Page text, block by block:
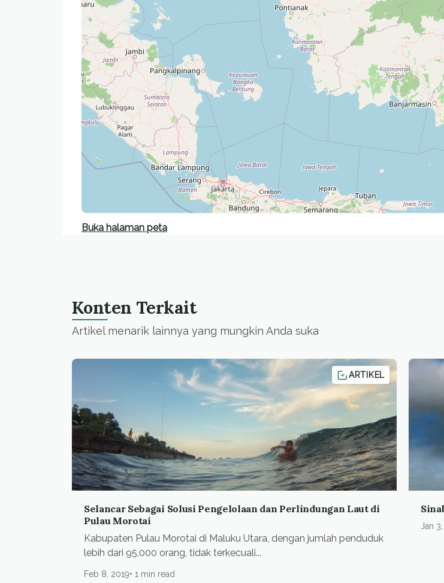
Buka halaman peta
Konten Terkait
Artikel menarik lainnya yang mungkin Anda suka
ARTIKEL
Selancar Sebagai Solusi Pengelolaan dan Perlindungan Laut di
Pulau Morotai
Kabupaten Pulau Morotai di Maluku Utara, dengan jumlah penduduk
lebih dari 95,000 orang, tidak terkecuali...
Feb 8, 2019 1 min read
Jan